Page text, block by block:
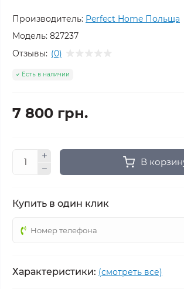
Производитель: Perfect Home Польща
Модель: 827237
Отзывы: (0)
Есть в наличии
7 800 грн.
В
Купить в один клик
Характеристики: (смотреть все)